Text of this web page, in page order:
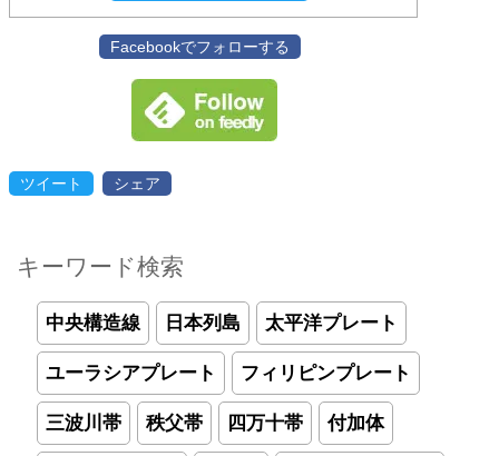
Facebookでフォローする
ツイート シェア
キーワード検索
中央構造線 日本列島 太平洋プレート
ユーラシアプレート フィリピンプレート
三波川帯 秩父帯 四万十帯 付加体